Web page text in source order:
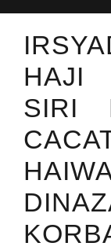
HAJI
SIRI